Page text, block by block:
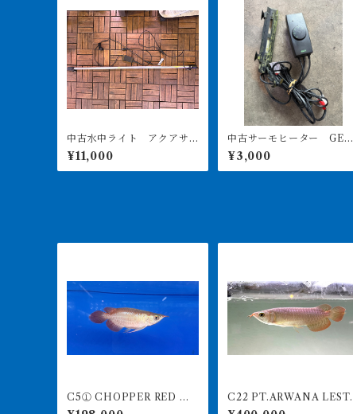
中古水中ライト アクアサ
ンライト1200 使用3ヶ月美
品
¥11,000
中古サーモヒーター GEX
サーモ&300Wヒーターセッ
ト 引き取り限定
¥3,000
C5① CHOPPER RED チ
ョッパーレッド 12㎝前後
C22 PT.ARWANA LESTA
RI 最高峰紅龍 アブソリュー